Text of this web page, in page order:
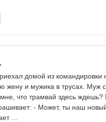
домой из командировки
жену и мужика в трусах. Муж
что трамвай здесь
- Может, ты наш
...